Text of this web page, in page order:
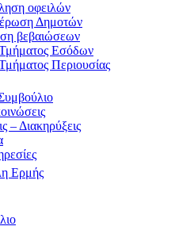
οφειλών
Δημοτών
βεβαιώσεων
Εσόδων
Περιουσίας
– Διακηρύξεις
Ερμής